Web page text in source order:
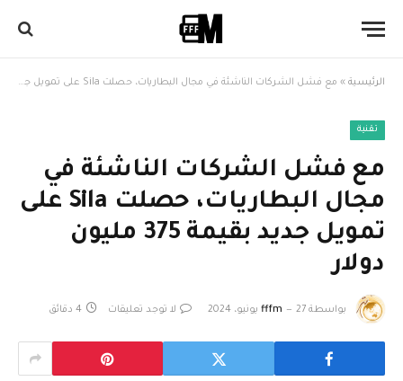
الرئيسية » مع فشل الشركات الناشئة في مجال البطاريات، حصلت Sila على تمويل جديد بقيمة 375 مليون دولار
تقنية
مع فشل الشركات الناشئة في
مجال البطاريات، حصلت Sila على
تمويل جديد بقيمة 375 مليون
دولار
بواسطة fffm 27 يونيو، 2024 لا توجد تعليقات 4 دقائق